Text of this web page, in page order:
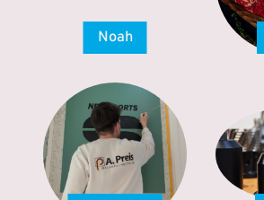
Noah